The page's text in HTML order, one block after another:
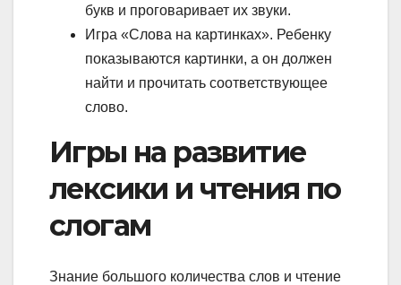
букв и проговаривает их звуки.
Игра «Слова на картинках». Ребенку
показываются картинки, а он должен
найти и прочитать соответствующее
слово.
Игры на развитие
лексики и чтения по
слогам
Знание большого количества слов и чтение